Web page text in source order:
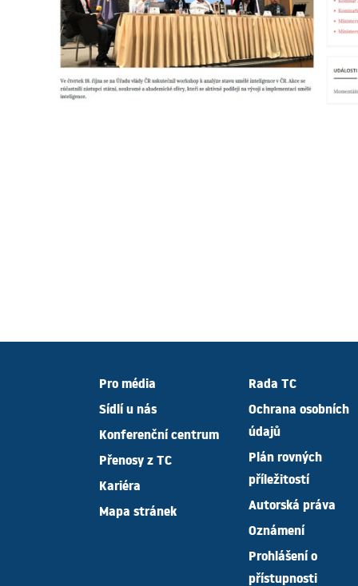
Pro média
Sídlí u nás
Konferenční centrum
Přenosy z TC
Kariéra
Mapa stránek
Rada TC
Ochrana osobních
údajů
Plán rovných
příležitostí
Autorská práva
Oznámení
Prohlášení o
přístupnosti